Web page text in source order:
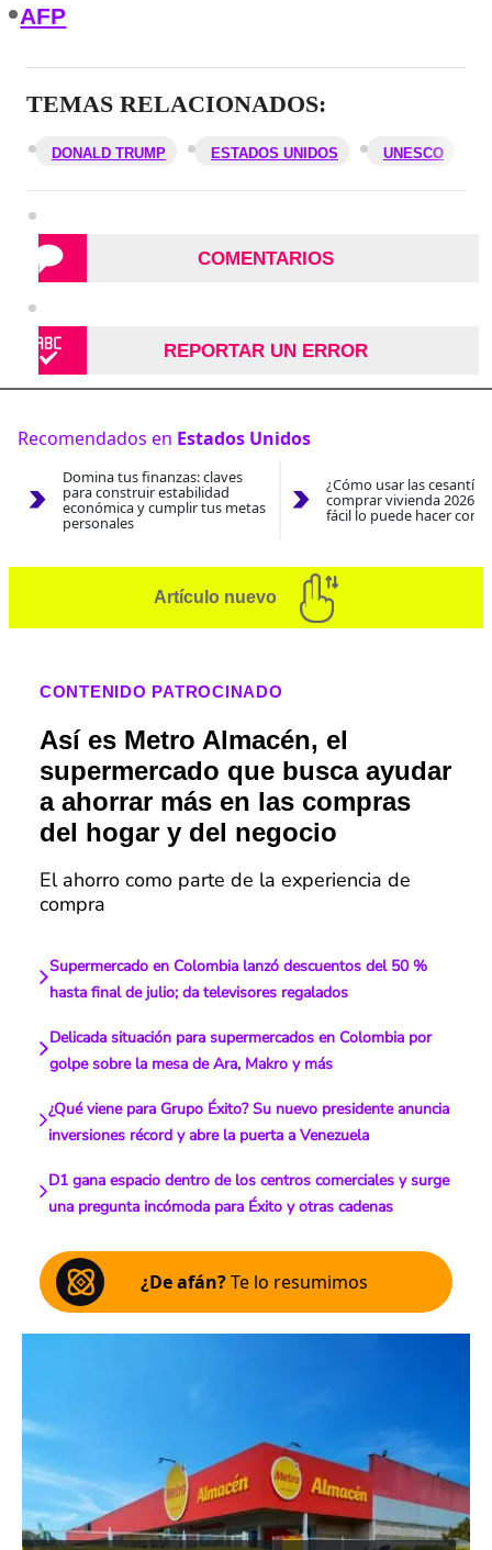
AFP
TEMAS RELACIONADOS:
DONALD TRUMP ESTADOS UNIDOS UNESCO
COMENTARIOS
REPORTAR UN ERROR
Recomendados en Estados Unidos
Domina tus finanzas: claves
para construir estabilidad
económica y cumplir tus metas
personales
¿Cómo usar las
comprar vivienda 2026?
fácil lo puede hacer con
Artículo nuevo
CONTENIDO PATROCINADO
Así es Metro Almacén, el
supermercado que busca ayudar
a ahorrar más en las compras
del hogar y del negocio
El ahorro como parte de la experiencia de
compra
Supermercado en Colombia lanzó descuentos del 50 %
hasta final de julio; da televisores regalados
Delicada situación para supermercados en Colombia por
golpe sobre la mesa de Ara, Makro y más
¿Qué viene para Grupo Éxito? Su nuevo presidente anuncia
inversiones récord y abre la puerta a Venezuela
D1 gana espacio dentro de los centros comerciales y surge
una pregunta incómoda para Éxito y otras cadenas
¿De afán?Te lo resumimos